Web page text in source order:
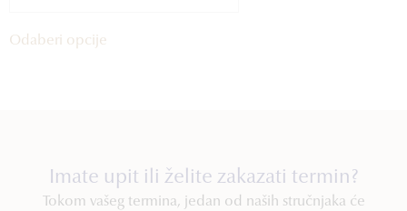
Odaberi opcije
Imate upit ili želite zakazati termin?
Tokom vašeg termina, jedan od naših stručnjaka će